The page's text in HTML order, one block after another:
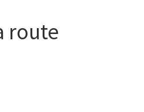
route